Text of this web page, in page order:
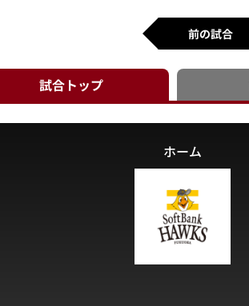
前の試合
試合トップ
ホーム